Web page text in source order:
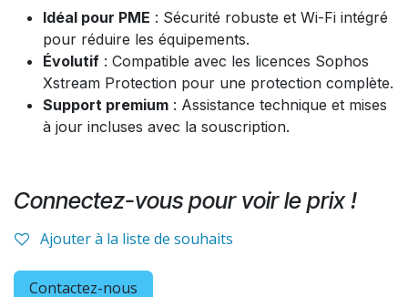
Idéal pour PME : Sécurité robuste et Wi-Fi intégré
pour réduire les équipements.
Évolutif : Compatible avec les licences Sophos
Xstream Protection pour une protection complète.
Support premium : Assistance technique et mises
à jour incluses avec la souscription.
Connectez-vous pour voir le prix !
Ajouter à la liste de souhaits
Contactez-nous